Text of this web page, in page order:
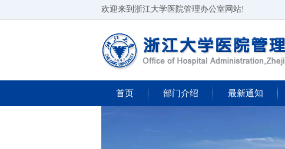
欢迎来到浙江大学医院管理办公室网站!
首页 部门介绍 最新通知